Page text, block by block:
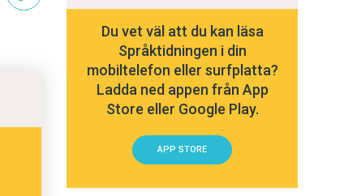
Du vet väl att du kan läsa
Språktidningen i din
mobiltelefon eller surfplatta?
Ladda ned appen från App
Store eller Google Play.
APP STORE